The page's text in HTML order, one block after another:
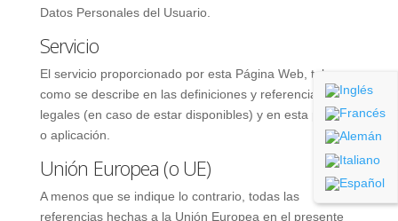
Datos Personales del Usuario.
Servicio
El servicio proporcionado por esta Página Web, tal y
como se describe en las definiciones y referencias
legales (en caso de estar disponibles) y en esta página
o aplicación.
Unión Europea (o UE)
A menos que se indique lo contrario, todas las
referencias hechas a la Unión Europea en el presente